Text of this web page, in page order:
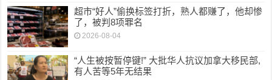
超市“好人”偷换标签打折，熟人都赚了，他却惨
了，被判8项罪名
2026-08-04
“人生被按暂停键!” 大批华人抗议加拿大移民部,
有人苦等5年无结果